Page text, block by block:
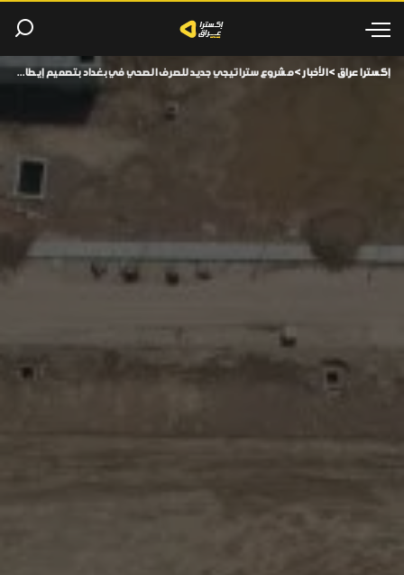
إكسترا عراق >الأخبار>مشروع ستراتيجي جديد للصرف الصحي في بغداد بتصميم إيطالي عالمي